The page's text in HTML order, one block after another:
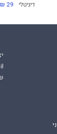
דיגיטלי 29 ₪